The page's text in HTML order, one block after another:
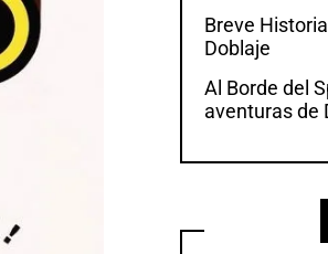
Breve
Doblaje
Al Borde del
aventuras de